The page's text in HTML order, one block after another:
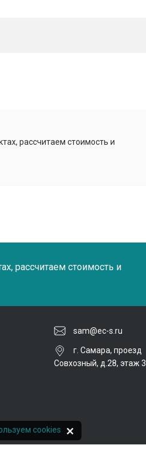
рассчитаем стоимость и
рассчитаем стоимость и
sam@ec-s.ru
г. Самара, проезд
Совхозный, д.28, этаж 3
cookies